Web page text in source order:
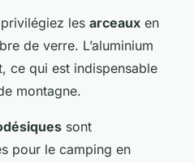
les arceaux en
de verre. L’aluminium
ce qui est indispensable
montagne.
sont
pour le camping en